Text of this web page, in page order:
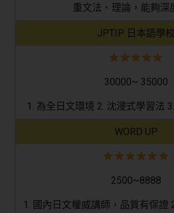
重文法、理論，能夠深
JPTIP 日本語學校
30000~ 35000
1. 為全日文環境 2. 沈浸式學習法
WORD UP
2500~8888
1. 國內日文權威講師，品質有保證